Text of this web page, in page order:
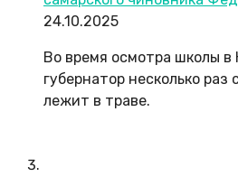
24.10.2025
Во время осмотра школы в
губернатор несколько раз
лежит в траве.